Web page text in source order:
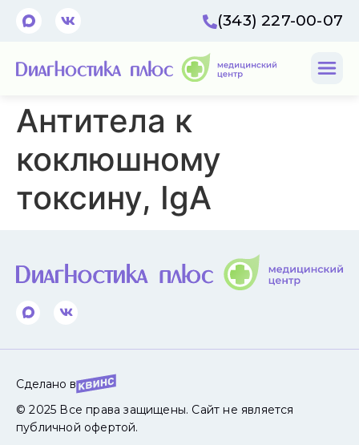
(343) 227-00-07
Антитела к
коклюшному
токсину, IgА
Сделано в
© 2025 Все права защищены. Сайт не является
публичной офертой.